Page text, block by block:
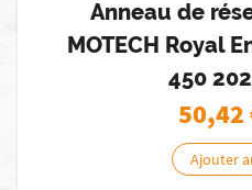
Anneau de
MOTECH Royal
450
50,42
Ajouter